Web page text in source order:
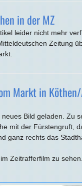
in der MZ
leider nicht mehr
Zeitung
Markt in
Bild geladen. Zu
mit der Fürstengruft,
ganz rechts das
Zeitrafferfilm zu